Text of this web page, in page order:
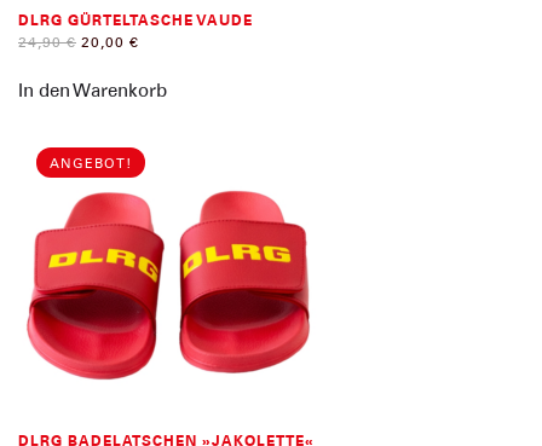
DLRG GÜRTELTASCHE VAUDE
24,90€ URSPRÜNGLICHER
WAR:
24,90 €
20,00 €
IST:
20,00 €.
In den Warenkorb
ANGEBOT!
DLRG BADELATSCHEN »JAKOLETTE«